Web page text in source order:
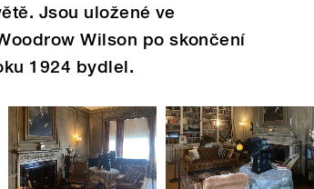
Jsou uložené ve
Wilson po skončení
1924 bydlel.